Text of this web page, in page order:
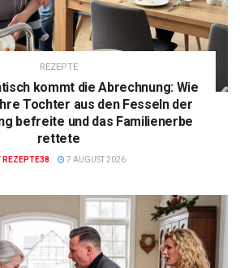
REZEPTE
kommt die Abrechnung: Wie
Tochter aus den Fesseln der
befreite und das Familienerbe
rettete
REZEPTE38 7 AUGUST 2026